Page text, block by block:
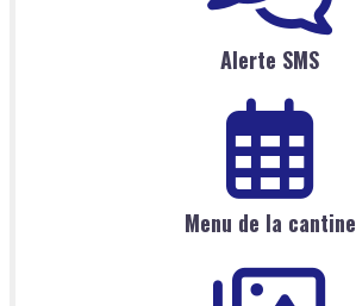
Alerte SMS
Menu de la cantine